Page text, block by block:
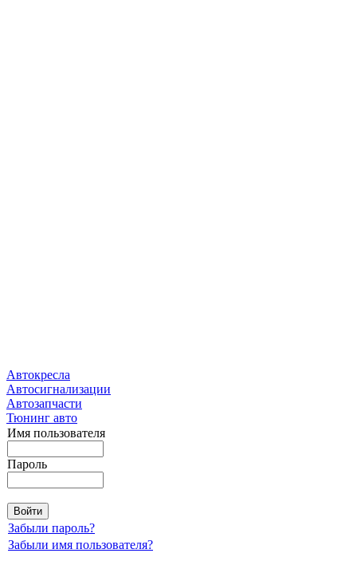
Автокресла
Автосигнализации
Автозапчасти
Тюнинг авто
Имя пользователя
Пароль
Забыли пароль?
Забыли имя пользователя?